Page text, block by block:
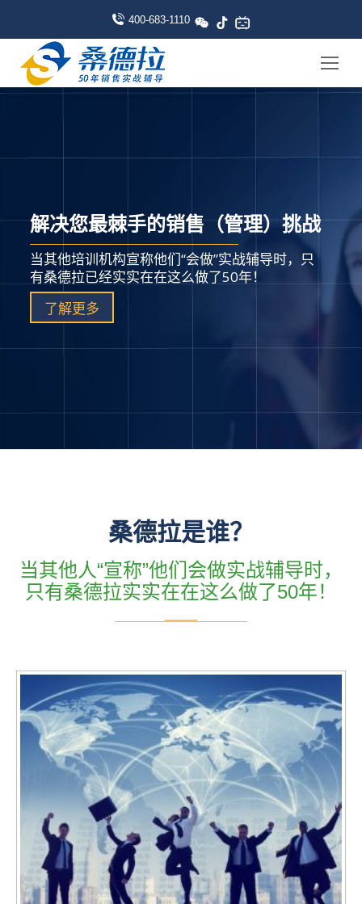
400-683-1110
桑德拉是谁？
当其他人“宣称”他们会做实战辅导时，
只有桑德拉实实在在这么做了50年！